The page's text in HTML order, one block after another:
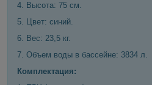
4. Высота: 75 см.
5. Цвет: синий.
6. Вес: 23,5 кг.
7. Объем воды в бассейне: 3834 л.
Комплектация: